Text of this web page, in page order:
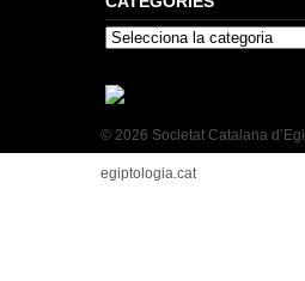
Categories
© 2026 Societat Catalana
egiptologia.cat